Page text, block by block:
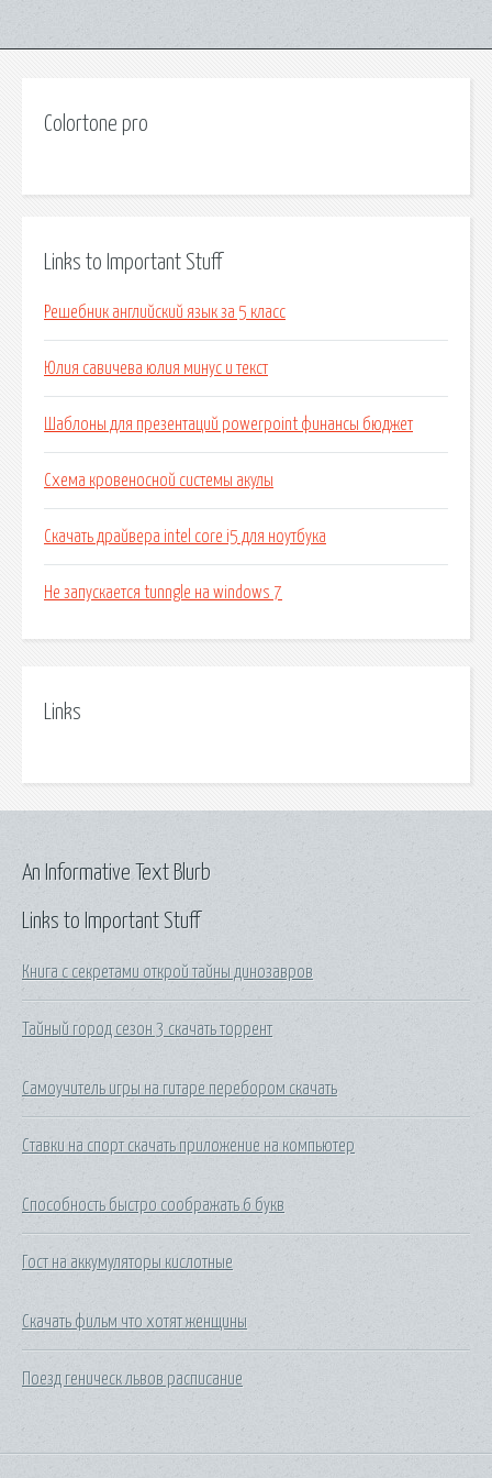
Colortone pro
Links to Important Stuff
Решебник английский язык за 5 класс
Юлия савичева юлия минус и текст
Шаблоны для презентаций powerpoint финансы бюджет
Схема кровеносной системы акулы
Скачать драйвера intel core i5 для ноутбука
Не запускается tunngle на windows 7
Links
Links to Important Stuff
Книга с секретами открой тайны динозавров
Тайный город сезон 3 скачать торрент
Самоучитель игры на гитаре перебором скачать
Ставки на спорт скачать приложение на компьютер
Способность быстро соображать 6 букв
Гост на аккумуляторы кислотные
Скачать фильм что хотят женщины
Поезд геническ львов расписание
An Informative Text Blurb